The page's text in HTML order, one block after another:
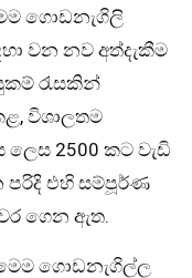
ගොඩනැගිලි
වන නව අත්දැකීම
රැසකින්
විශාලතම
2500 කට වැඩි
පරිදි එහි සම්පූර්ණ
ගෙන ඇත.
ගොඩනැගිල්ල